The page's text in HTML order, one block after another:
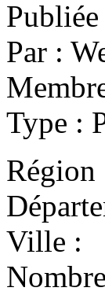
Par :
Type :
Région
Ville :